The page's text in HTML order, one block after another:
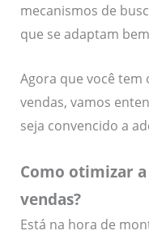
mecanismos de
que se adaptam
Agora que você tem
vendas, vamos
seja convencido a
Como otimizar
vendas?
Está na hora de